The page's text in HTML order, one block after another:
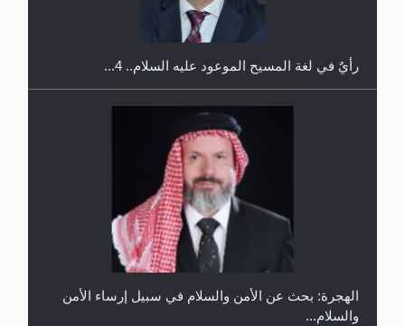
الهجرة: بحث عن الأمن والسلام في سبيل إرساء الأمن
والسلام...